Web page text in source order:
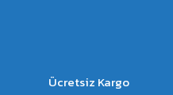
Ücretsiz Kargo